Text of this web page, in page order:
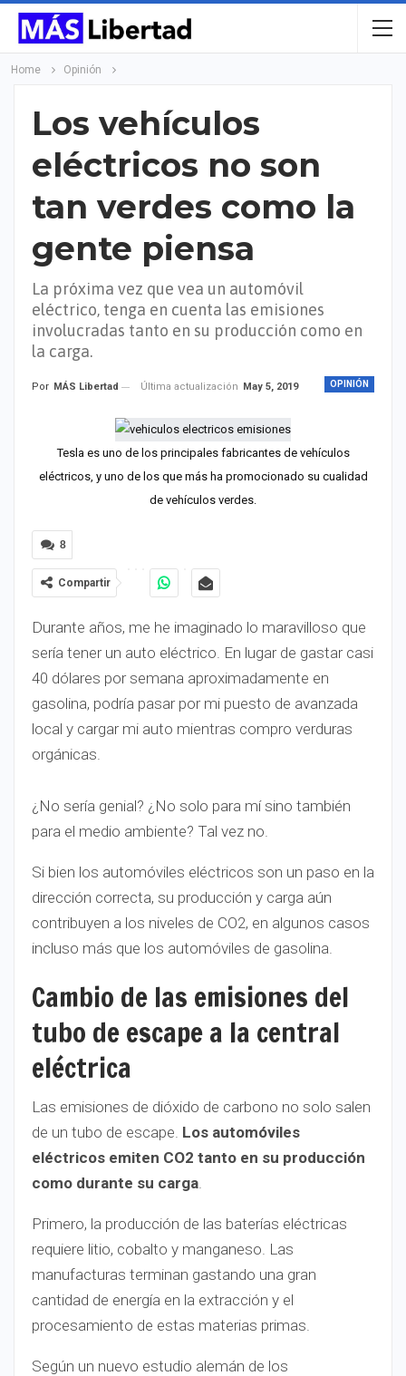
Home Opinión
Los vehículos
eléctricos no son
tan verdes como la
gente piensa
La próxima vez que vea un automóvil
eléctrico, tenga en cuenta las emisiones
involucradas tanto en su producción como en
la carga.
OPINIÓN
Por MÁS Libertad Última actualización May 5, 2019
Tesla es uno de los principales fabricantes de vehículos
eléctricos, y uno de los que más ha promocionado su cualidad
de vehículos verdes.
8
Compartir
Durante años, me he imaginado lo maravilloso que
sería tener un auto eléctrico. En lugar de gastar casi
40 dólares por semana aproximadamente en
gasolina, podría pasar por mi puesto de avanzada
local y cargar mi auto mientras compro verduras
orgánicas.
¿No sería genial? ¿No solo para mí sino también
para el medio ambiente? Tal vez no.
Si bien los automóviles eléctricos son un paso en la
dirección correcta, su producción y carga aún
contribuyen a los niveles de CO2, en algunos casos
incluso más que los automóviles de gasolina.
Cambio de las emisiones del
tubo de escape a la central
eléctrica
Las emisiones de dióxido de carbono no solo salen
de un tubo de escape. Los automóviles
eléctricos emiten CO2 tanto en su producción
como durante su carga
Primero, la producción de las baterías eléctricas
requiere litio, cobalto y manganeso. Las
manufacturas terminan gastando una gran
cantidad de energía en la extracción y el
procesamiento de estas materias primas.
Según un nuevo estudio alemán de los